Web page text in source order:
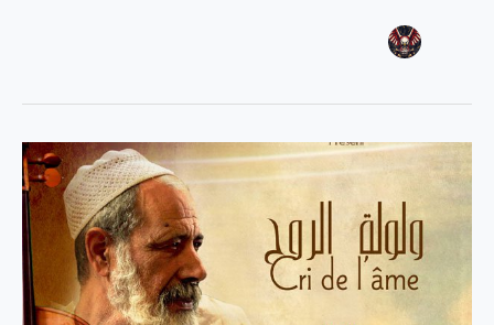
فيلم
«ولولة